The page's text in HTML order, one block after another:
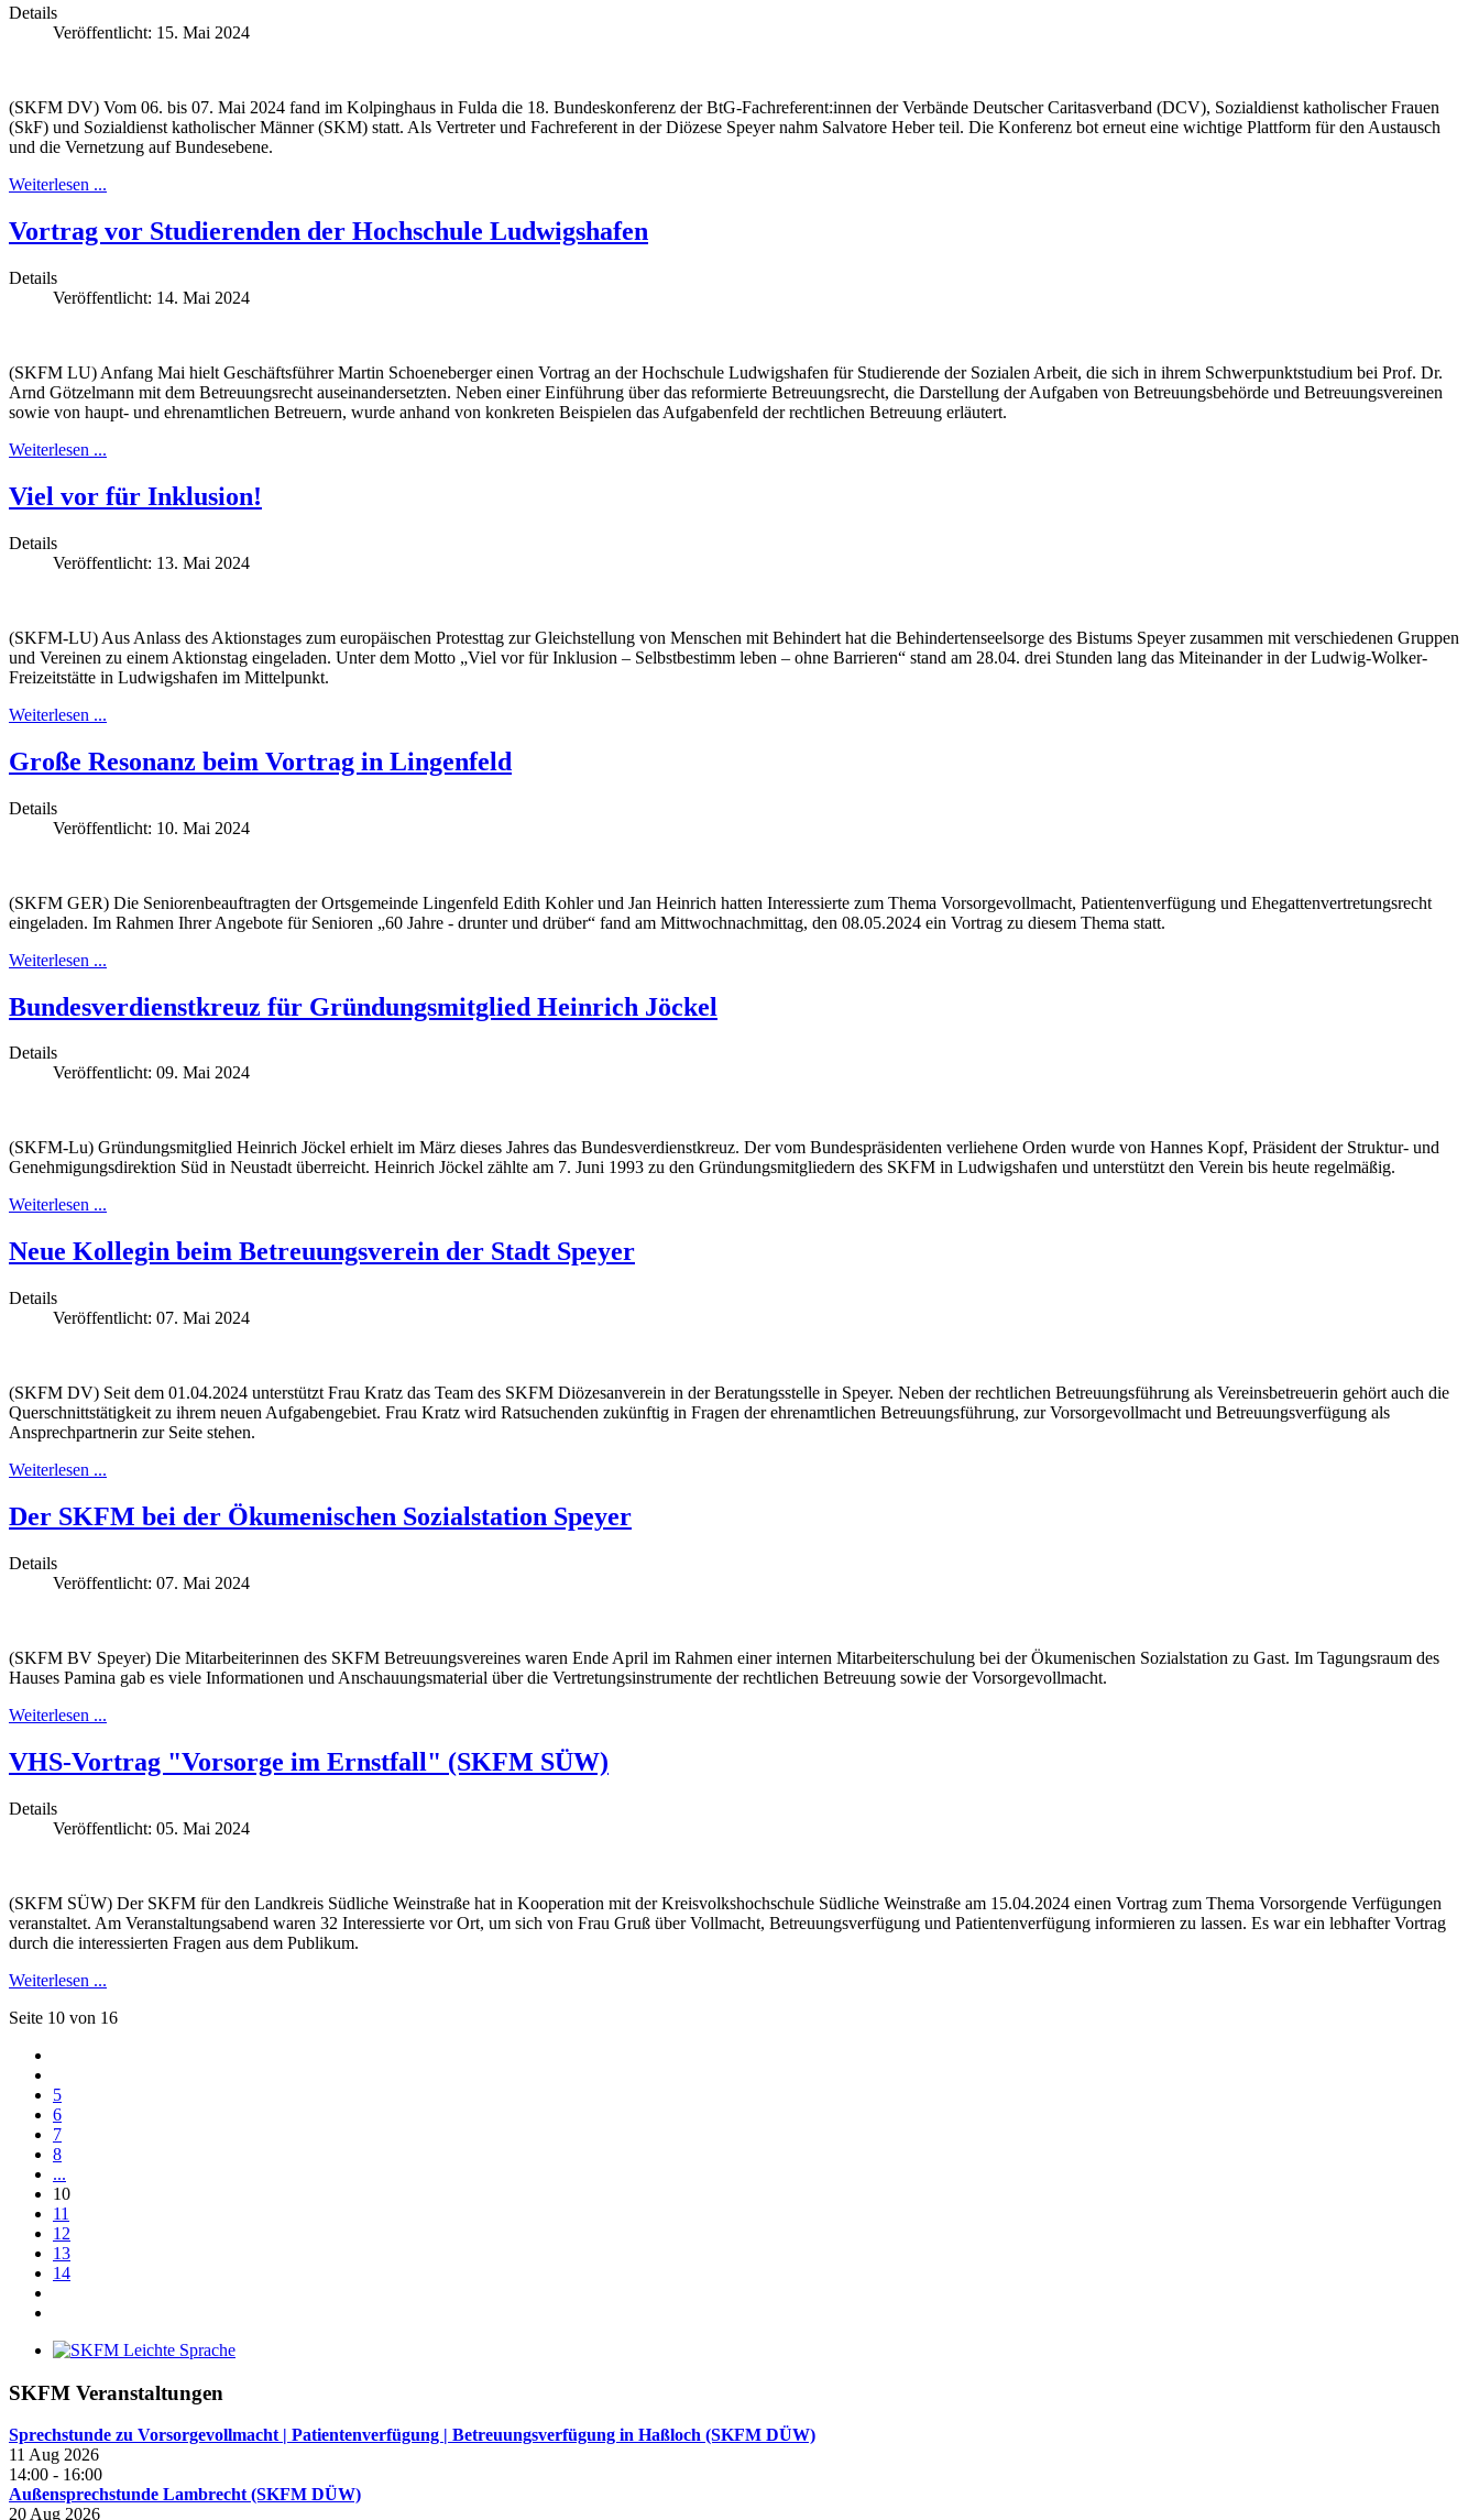
Details
Veröffentlicht: 15. Mai 2024
(SKFM DV) Vom 06. bis 07. Mai 2024 fand im Kolpinghaus in Fulda die 18. Bundeskonferenz der BtG-Fachreferent:innen der Verbände Deutscher Caritasverband (DCV), Sozialdienst katholischer Frauen
(SkF) und Sozialdienst katholischer Männer (SKM) statt. Als Vertreter und Fachreferent in der Diözese Speyer nahm Salvatore Heber teil. Die Konferenz bot erneut eine wichtige Plattform für den Austausch
und die Vernetzung auf Bundesebene.
Weiterlesen ...
Vortrag vor Studierenden der Hochschule Ludwigshafen
Details
Veröffentlicht: 14. Mai 2024
(SKFM LU) Anfang Mai hielt Geschäftsführer Martin Schoeneberger einen Vortrag an der Hochschule Ludwigshafen für Studierende der Sozialen Arbeit, die sich in ihrem Schwerpunktstudium bei Prof. Dr.
Arnd Götzelmann mit dem Betreuungsrecht auseinandersetzten. Neben einer Einführung über das reformierte Betreuungsrecht, die Darstellung der Aufgaben von Betreuungsbehörde und Betreuungsvereinen
sowie von haupt- und ehrenamtlichen Betreuern, wurde anhand von konkreten Beispielen das Aufgabenfeld der rechtlichen Betreuung erläutert.
Weiterlesen ...
Viel vor für Inklusion!
Details
Veröffentlicht: 13. Mai 2024
(SKFM-LU) Aus Anlass des Aktionstages zum europäischen Protesttag zur Gleichstellung von Menschen mit Behindert hat die Behindertenseelsorge des Bistums Speyer zusammen mit verschiedenen Gruppen
und Vereinen zu einem Aktionstag eingeladen. Unter dem Motto „Viel vor für Inklusion – Selbstbestimm leben – ohne Barrieren“ stand am 28.04. drei Stunden lang das Miteinander in der Ludwig-Wolker-
Freizeitstätte in Ludwigshafen im Mittelpunkt.
Weiterlesen ...
Große Resonanz beim Vortrag in Lingenfeld
Details
Veröffentlicht: 10. Mai 2024
(SKFM GER) Die Seniorenbeauftragten der Ortsgemeinde Lingenfeld Edith Kohler und Jan Heinrich hatten Interessierte zum Thema Vorsorgevollmacht, Patientenverfügung und Ehegattenvertretungsrecht
eingeladen. Im Rahmen Ihrer Angebote für Senioren „60 Jahre - drunter und drüber“ fand am Mittwochnachmittag, den 08.05.2024 ein Vortrag zu diesem Thema statt.
Weiterlesen ...
Bundesverdienstkreuz für Gründungsmitglied Heinrich Jöckel
Details
Veröffentlicht: 09. Mai 2024
(SKFM-Lu) Gründungsmitglied Heinrich Jöckel erhielt im März dieses Jahres das Bundesverdienstkreuz. Der vom Bundespräsidenten verliehene Orden wurde von Hannes Kopf, Präsident der Struktur- und
Genehmigungsdirektion Süd in Neustadt überreicht. Heinrich Jöckel zählte am 7. Juni 1993 zu den Gründungsmitgliedern des SKFM in Ludwigshafen und unterstützt den Verein bis heute regelmäßig.
Weiterlesen ...
Neue Kollegin beim Betreuungsverein der Stadt Speyer
Details
Veröffentlicht: 07. Mai 2024
(SKFM DV) Seit dem 01.04.2024 unterstützt Frau Kratz das Team des SKFM Diözesanverein in der Beratungsstelle in Speyer. Neben der rechtlichen Betreuungsführung als Vereinsbetreuerin gehört auch die
Querschnittstätigkeit zu ihrem neuen Aufgabengebiet. Frau Kratz wird Ratsuchenden zukünftig in Fragen der ehrenamtlichen Betreuungsführung, zur Vorsorgevollmacht und Betreuungsverfügung als
Ansprechpartnerin zur Seite stehen.
Weiterlesen ...
Der SKFM bei der Ökumenischen Sozialstation Speyer
Details
Veröffentlicht: 07. Mai 2024
(SKFM BV Speyer) Die Mitarbeiterinnen des SKFM Betreuungsvereines waren Ende April im Rahmen einer internen Mitarbeiterschulung bei der Ökumenischen Sozialstation zu Gast. Im Tagungsraum des
Hauses Pamina gab es viele Informationen und Anschauungsmaterial über die Vertretungsinstrumente der rechtlichen Betreuung sowie der Vorsorgevollmacht.
Weiterlesen ...
VHS-Vortrag "Vorsorge im Ernstfall" (SKFM SÜW)
Details
Veröffentlicht: 05. Mai 2024
(SKFM SÜW) Der SKFM für den Landkreis Südliche Weinstraße hat in Kooperation mit der Kreisvolkshochschule Südliche Weinstraße am 15.04.2024 einen Vortrag zum Thema Vorsorgende Verfügungen
veranstaltet. Am Veranstaltungsabend waren 32 Interessierte vor Ort, um sich von Frau Gruß über Vollmacht, Betreuungsverfügung und Patientenverfügung informieren zu lassen. Es war ein lebhafter Vortrag
durch die interessierten Fragen aus dem Publikum.
Weiterlesen ...
Seite 10 von 16
5
6
7
8
...
10
11
12
13
14
SKFM Veranstaltungen
Sprechstunde zu Vorsorgevollmacht | Patientenverfügung | Betreuungsverfügung in Haßloch (SKFM DÜW)
11 Aug 2026
14:00 - 16:00
Außensprechstunde Lambrecht (SKFM DÜW)
20 Aug 2026